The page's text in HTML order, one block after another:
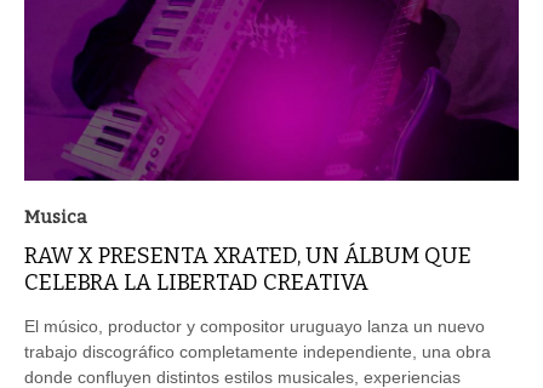
Musica
RAW X PRESENTA XRATED, UN ÁLBUM QUE
CELEBRA LA LIBERTAD CREATIVA
El músico, productor y compositor uruguayo lanza un nuevo
trabajo discográfico completamente independiente, una obra
donde confluyen distintos estilos musicales, experiencias